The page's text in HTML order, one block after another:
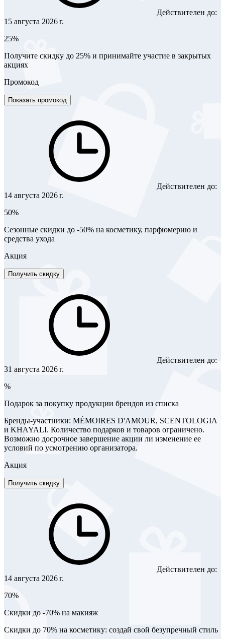
Действителен до:
15 августа 2026 г.
25%
Получите скидку до 25% и принимайте участие в закрытых
акциях
Промокод
Показать промокод
Действителен до:
14 августа 2026 г.
50%
Сезонные скидки до -50% на косметику, парфюмерию и
средства ухода
Акция
Получить скидку
Действителен до:
31 августа 2026 г.
%
Подарок за покупку продукции брендов из списка
Бренды-участники: MÉMOIRES D'AMOUR, SCENTOLOGIA
и KHAYALI. Количество подарков и товаров ограничено.
Возможно досрочное завершение акции ли изменение ее
условий по усмотрению организатора.
Акция
Получить скидку
Действителен до:
14 августа 2026 г.
70%
Скидки до -70% на макияж
Скидки до 70% на косметику: создай свой безупречный стиль